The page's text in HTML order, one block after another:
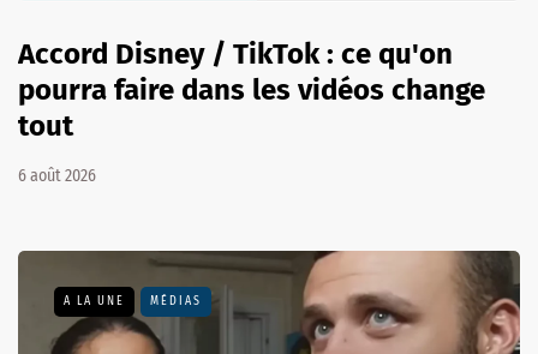
Accord Disney / TikTok : ce qu'on
pourra faire dans les vidéos change
tout
6 août 2026
A LA UNE MÉDIAS